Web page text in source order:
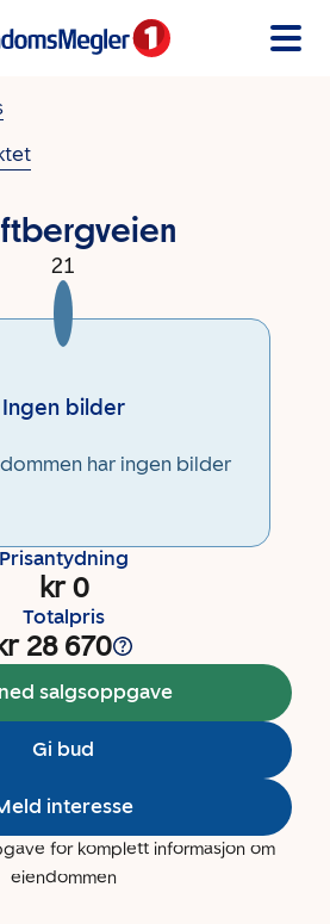
21
Ingen bilder
har ingen bilder
Prisantydning
kr 0
Totalpris
28 670
salgsoppgave
Gi bud
interesse
for komplett informasjon om
eiendommen